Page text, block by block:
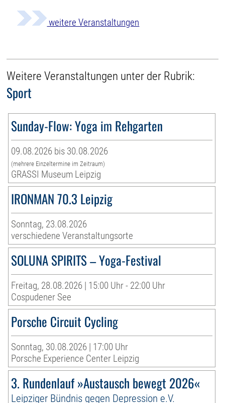
weitere Veranstaltungen
Weitere Veranstaltungen unter der Rubrik:
Sport
Sunday-Flow: Yoga im Rehgarten
09.08.2026 bis 30.08.2026
(mehrere Einzeltermine im Zeitraum)
GRASSI Museum Leipzig
IRONMAN 70.3 Leipzig
Sonntag, 23.08.2026
verschiedene Veranstaltungsorte
SOLUNA SPIRITS – Yoga-Festival
Freitag, 28.08.2026 | 15:00 Uhr - 22:00 Uhr
Cospudener See
Porsche Circuit Cycling
Sonntag, 30.08.2026 | 17:00 Uhr
Porsche Experience Center Leipzig
3. Rundenlauf »Austausch bewegt 2026«
Leipziger Bündnis gegen Depression e.V.